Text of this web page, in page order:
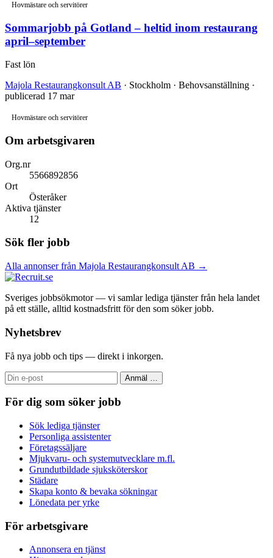
Hovmästare och servitörer
Sommarjobb på Gotland – heltid inom restaurang
april–september
Fast lön
Majola Restaurangkonsult AB · Stockholm · Behovsanställning ·
publicerad 17 mar
Hovmästare och servitörer
Om arbetsgivaren
Org.nr
5566892856
Ort
Österåker
Aktiva tjänster
12
Sök fler jobb
Alla annonser från Majola Restaurangkonsult AB →
Sveriges jobbsökmotor — vi samlar lediga tjänster från hela landet
på ett ställe, alltid kostnadsfritt för den som söker jobb.
Nyhetsbrev
Få nya jobb och tips — direkt i inkorgen.
Anmäl
För dig som söker jobb
Sök lediga tjänster
Personliga assistenter
Företagssäljare
Mjukvaru- och systemutvecklare m.fl.
Grundutbildade sjuksköterskor
Städare
Skapa konto & bevaka sökningar
Lönedata per yrke
För arbetsgivare
Annonsera en tjänst